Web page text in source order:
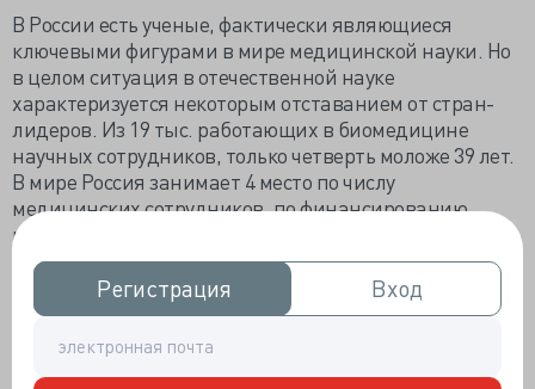
Регистрация
Регистрация Вход
Вход
В России есть ученые, фактически являющиеся
ключевыми фигурами в мире медицинской науки. Но
в целом ситуация в отечественной науке
характеризуется некоторым отставанием от стран-
лидеров. Из 19 тыс. работающих в биомедицине
научных сотрудников, только четверть моложе 39 лет.
В мире Россия занимает 4 место по числу
медицинских сотрудников, по финансированию
медицинской науки – 9 место, а по рейтингу научных
публикаций не входит в первую двадцатку. Из 5276
научных лабораторий системы здравоохранения
международные рейтинги имеют лишь 112.
Нам нужно воссоздать и развить научные школы,
студенты-медики должны принимать участие в